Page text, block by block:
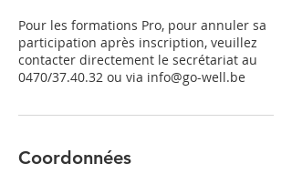
Pour les formations Pro, pour annuler sa
participation après inscription, veuillez
contacter directement le secrétariat au
0470/37.40.32 ou via info@go-well.be
Coordonnées